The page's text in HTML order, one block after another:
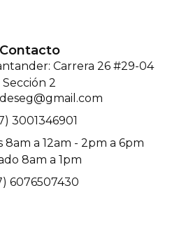
Contacto
Carrera 26 #29-04
Sección 2
3001346901
8am a 12am - 2pm a 6pm
8am a 1pm
6076507430